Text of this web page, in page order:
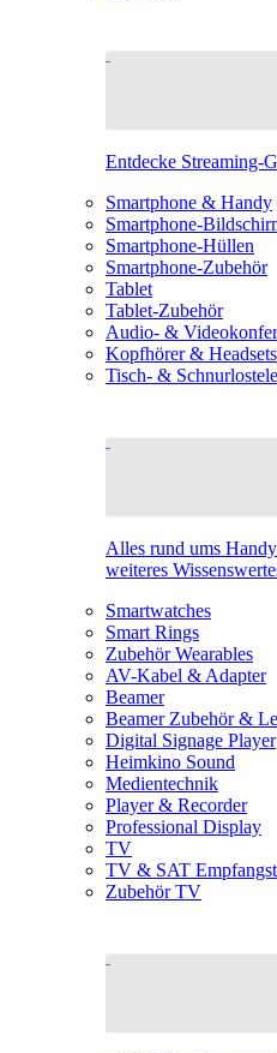
Entdecke Streaming-
Smartphone & Handy
Smartphone-
Smartphone-Hüllen
Smartphone-Zubehör
Tablet
Tablet-Zubehör
Audio- &
Kopfhörer & Headsets
Tisch- &
Alles rund ums
weiteres
Smartwatches
Smart Rings
Zubehör Wearables
AV-Kabel & Adapter
Beamer
Beamer Zubehör &
Digital Signage Player
Heimkino Sound
Medientechnik
Player & Recorder
Professional Display
TV
TV & SAT
Zubehör TV